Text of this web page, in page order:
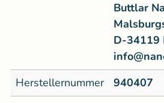
Buttlar
D-34119
Herstellernummer
940407